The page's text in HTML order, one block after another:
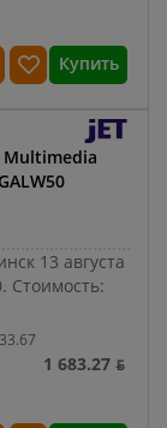
Купить
13 августа
Стоимость:
1 683.27 ƃ